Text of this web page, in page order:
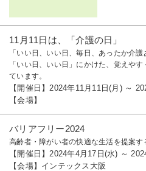
11月11日は、「介護の日」
「いい日、いい日、毎日、あったか介護
「いい日、いい日」にかけた、覚えや
ています。
【開催日】2024年11月11日(月) ～
【会場】
バリアフリー2024
高齢者・障がい者の快適な生活を提案す
【開催日】2024年4月17日(水) ～
【会場】インテックス大阪